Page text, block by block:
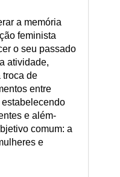
a memória
feminista
o seu passado
atividade,
troca de
entre
e além-
comum: a
e